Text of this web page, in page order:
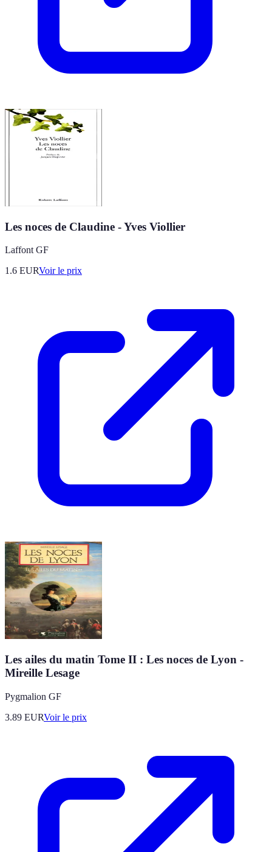
Les noces de Claudine - Yves Viollier
Laffont GF
1.6 EURVoir le prix
Les ailes du matin Tome II : Les noces de Lyon -
Mireille Lesage
Pygmalion GF
3.89 EURVoir le prix